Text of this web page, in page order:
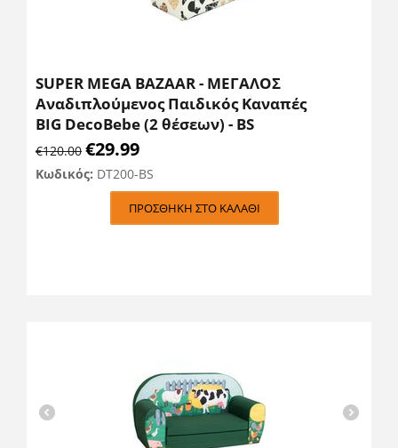
SUPER MEGA BAZAAR - ΜΕΓΑΛΟΣ
Αναδιπλούμενος Παιδικός Καναπές
BIG DecoBebe (2 θέσεων) - BS
€120.00 €29.99
Κωδικός: DT200-BS
ΠΡΟΣΘΉΚΗ ΣΤΟ ΚΑΛΆΘΙ